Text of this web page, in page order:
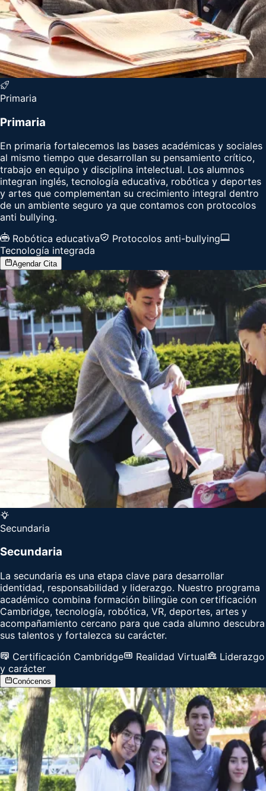
Primaria
Primaria
En primaria fortalecemos las bases académicas y sociales
al mismo tiempo que desarrollan su pensamiento crítico,
trabajo en equipo y disciplina intelectual. Los alumnos
integran inglés, tecnología educativa, robótica y deportes
y artes que complementan su crecimiento integral dentro
de un ambiente seguro ya que contamos con protocolos
anti bullying.
Robótica educativa
Protocolos anti-bullying
Tecnología integrada
Agendar Cita
Secundaria
Secundaria
La secundaria es una etapa clave para desarrollar
identidad, responsabilidad y liderazgo. Nuestro programa
académico combina formación bilingüe con certificación
Cambridge, tecnología, robótica, VR, deportes, artes y
acompañamiento cercano para que cada alumno descubra
sus talentos y fortalezca su carácter.
Certificación Cambridge
Realidad Virtual
Liderazgo
y carácter
Conócenos